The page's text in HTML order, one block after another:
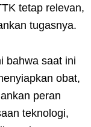
tetap relevan,
tugasnya.
bahwa saat ini
obat,
peran
teknologi,